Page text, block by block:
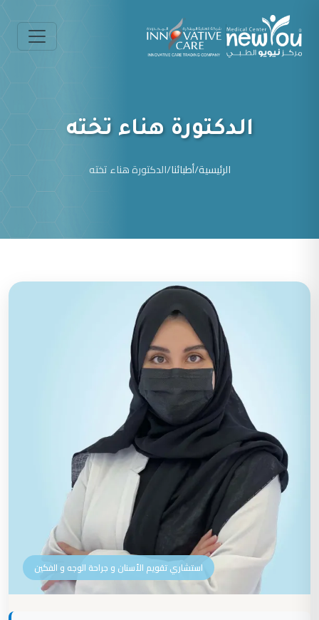
الدكتورة هناء تخته
الرئيسية/أطبائنا/الدكتورة هناء تخته
استشاري تقويم الأسنان و جراحة الوجه و الفكين